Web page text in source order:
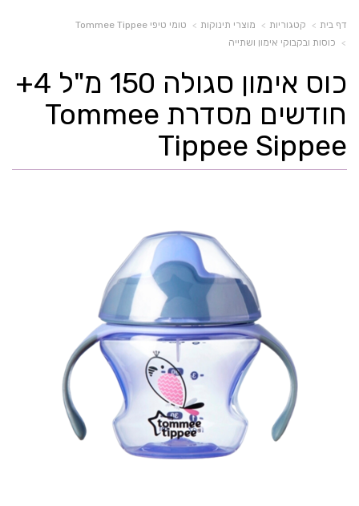
דף בית קטגוריות מוצרי תינוקות
טומי טיפי Tommee Tippee
כוסות ובקבוקי אימון ושתייה
כוס אימון סגולה 150 מ"ל 4+
חודשים מסדרת Tommee
Tippee Sippee